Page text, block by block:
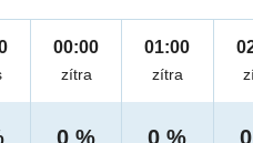
00:00
zítra
0 %
01:00
zítra
0 %